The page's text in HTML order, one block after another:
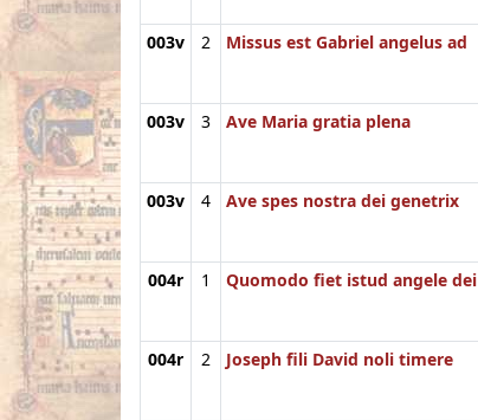
003v 2 Missus est Gabriel angelus ad
003v 3 Ave Maria gratia plena
003v 4 Ave spes nostra dei genetrix
004r 1 Quomodo fiet istud angele dei
004r 2 Joseph fili David noli timere